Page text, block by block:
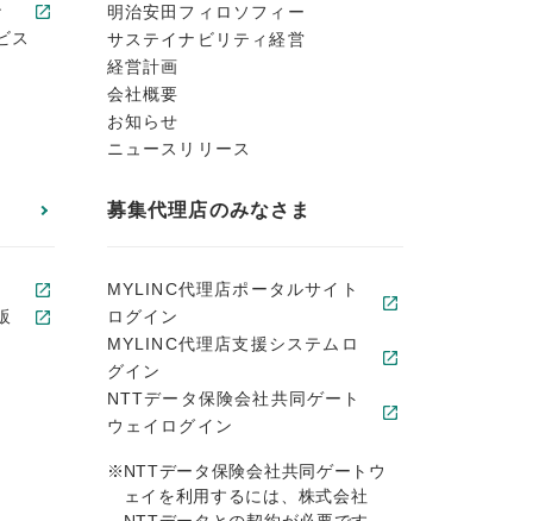
ス
明治安田フィロソフィー
サステイナビリティ経営
経営計画
会社概要
お知らせ
ニュースリリース
募集代理店のみなさま
MYLINC代理店ポータルサイト
ログイン
MYLINC代理店支援システムロ
グイン
NTTデータ保険会社共同ゲート
ウェイログイン
※NTTデータ保険会社共同ゲートウ
ェイを利用するには、株式会社